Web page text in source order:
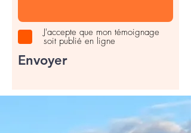
J'accepte que mon témoignage
soit publié en ligne
Envoyer